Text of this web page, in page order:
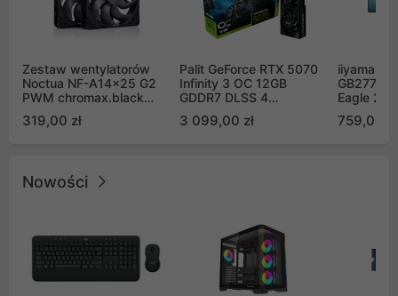
Zestaw wentylatorów
Noctua NF-A14x25 G2
PWM chromax.black
Push Pull (2szt)
319,00 zł
Palit GeForce RTX 5070
Infinity 3 OC 12GB
GDDR7 DLSS 4
GB2050S)
3 099,00 zł
iiyama G-
Eagle 27"
759,00 zł
Nowości